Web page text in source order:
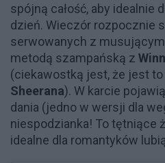
spójną całość, aby idealnie
dzień. Wieczór rozpocznie
serwowanych z
metodą szampańską z
(ciekawostką jest, że jest to
Sheerana). W karcie
dania (jedno w wersji dla
niespodzianka! To tętniące
idealne dla romantyków